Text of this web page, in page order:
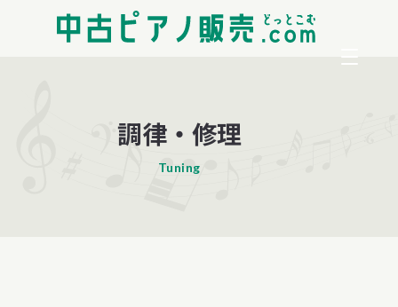
調律・修理
Tuning